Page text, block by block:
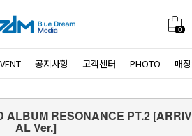
0
공지사항 고객센터 PHOTO 매
ALBUM RESONANCE PT.2 [ARRIV
AL Ver.]